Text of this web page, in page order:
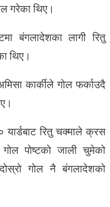
गरेका थिए।
बंगलादेशका लागी रितु
थिए।
कार्कीले गोल फर्काउदै
रितु चक्माले क्रस
पोष्टको जाली चुमेको
गोल नै बंगलादेशको